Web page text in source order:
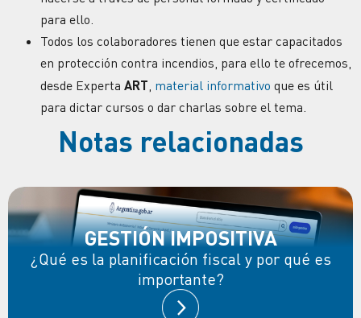
para ello.
Todos los colaboradores tienen que estar capacitados
en protección contra incendios, para ello te ofrecemos,
desde Experta ART, material informativo que es útil
para dictar cursos o dar charlas sobre el tema.
Notas relacionadas
GESTIÓN IMPOSITIVA
¿Qué es la planificación fiscal y por qué es
importante?